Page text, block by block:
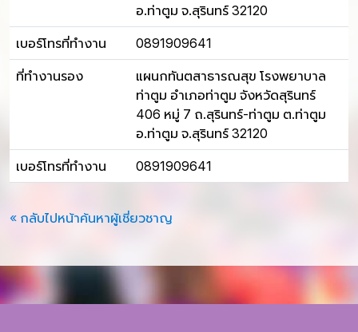
อ.ท่าตูม จ.สุรินทร์ 32120
เบอร์โทรที่ทำงาน 0891909641
ที่ทำงานรอง
แผนกทันตสาธารณสุข โรงพยาบาล
ท่าตูม อำเภอท่าตูม จังหวัดสุรินทร์
406 หมู่ 7 ถ.สุรินทร์-ท่าตูม ต.ท่าตูม
อ.ท่าตูม จ.สุรินทร์ 32120
เบอร์โทรที่ทำงาน 0891909641
« กลับไปหน้าค้นหาผู้เชี่ยวชาญ